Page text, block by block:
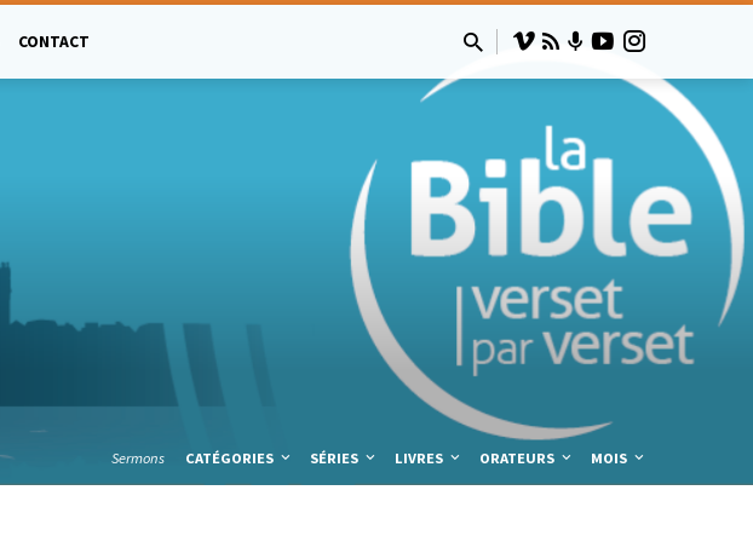
CONTACT
Sermons CATÉGORIES SÉRIES LIVRES ORATEURS MOIS